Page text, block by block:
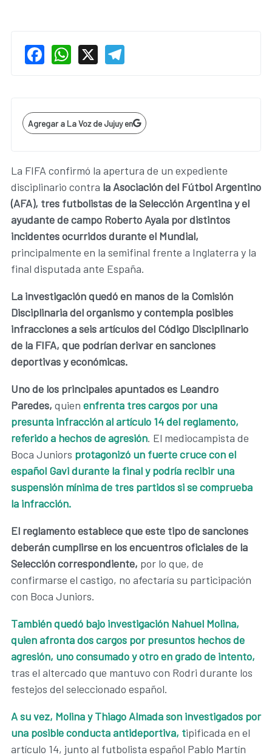
Facebook
WhatsApp
X
Agregar a La Voz de Jujuy en
La FIFA confirmó la apertura de un expediente
disciplinario contra la Asociación del Fútbol Argentino
(AFA), tres futbolistas de la Selección Argentina y el
ayudante de campo Roberto Ayala por distintos
incidentes ocurridos durante el Mundial,
principalmente en la semifinal frente a Inglaterra y la
final disputada ante España.
La investigación quedó en manos de la Comisión
Disciplinaria del organismo y contempla posibles
infracciones a seis artículos del Código Disciplinario
de la FIFA, que podrían derivar en sanciones
deportivas y económicas.
Uno de los principales apuntados es Leandro
Paredes, quien enfrenta tres cargos por una
presunta infracción al artículo 14 del reglamento,
referido a hechos de agresión. El mediocampista de
Boca Juniors protagonizó un fuerte cruce con el
español Gavi durante la final y podría recibir una
suspensión mínima de tres partidos si se comprueba
la infracción.
El reglamento establece que este tipo de sanciones
deberán cumplirse en los encuentros oficiales de la
Selección correspondiente, por lo que, de
confirmarse el castigo, no afectaría su participación
con Boca Juniors.
También quedó bajo investigación Nahuel Molina,
quien afronta dos cargos por presuntos hechos de
agresión, uno consumado y otro en grado de intento,
tras el altercado que mantuvo con Rodri durante los
festejos del seleccionado español.
A su vez, Molina y Thiago Almada son investigados por
una posible conducta antideportiva, tipificada en el
artículo 14, junto al futbolista español Pablo Martín